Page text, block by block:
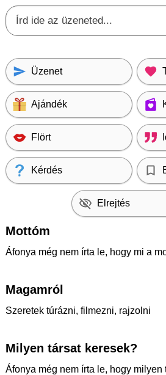
Üzenet
Ajándék
Flört
Kérdés
Elrejtés
Mottóm
Áfonya még nem írta le, hogy mi a
Magamról
Szeretek túrázni, filmezni, rajzolni
Milyen társat keresek?
Áfonya még nem írta le, hogy milyen